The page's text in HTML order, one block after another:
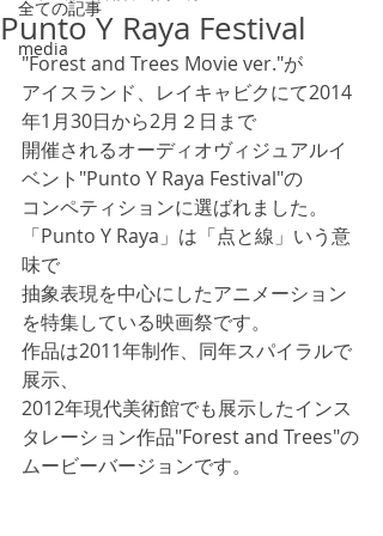
全ての記事
media
Punto Y Raya Festival
"Forest and Trees Movie ver."が
アイスランド、レイキャビクにて2014
年1月30日から2月２日まで
開催されるオーディオヴィジュアルイ
ベント"Punto Y Raya Festival"の
コンペティションに選ばれました。
「Punto Y Raya」は「点と線」いう意
味で
抽象表現を中心にしたアニメーション
を特集している映画祭です。
作品は2011年制作、同年スパイラルで
展示、
2012年現代美術館でも展示したインス
タレーション作品"Forest and Trees"の
ムービーバージョンです。